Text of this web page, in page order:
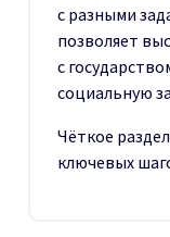
с разными
позволяет
с
социальную
Чёткое
ключевых